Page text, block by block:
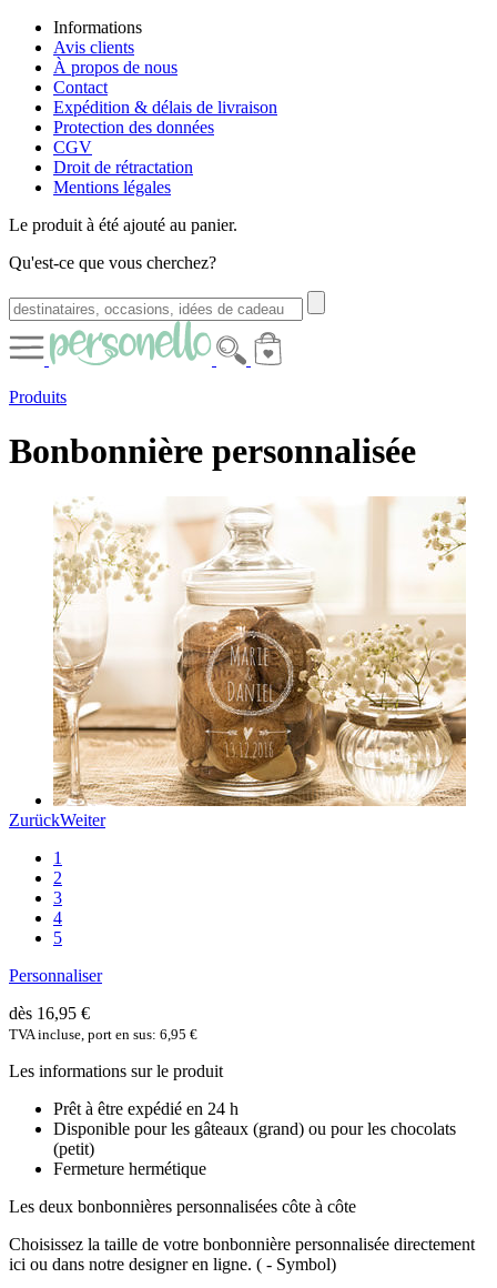
Informations
Avis clients
À propos de nous
Contact
Expédition & délais de livraison
Protection des données
CGV
Droit de rétractation
Mentions légales
Le produit à été ajouté au panier.
Qu'est-ce que vous cherchez?
Produits
Bonbonnière personnalisée
ZurückWeiter
1
2
3
4
5
Personnaliser
dès 16,95 €
TVA incluse, port en sus: 6,95 €
Les informations sur le produit
Prêt à être expédié en 24 h
Disponible pour les gâteaux (grand) ou pour les chocolats
(petit)
Fermeture hermétique
Les deux bonbonnières personnalisées côte à côte
Choisissez la taille de votre bonbonnière personnalisée directement
ici ou dans notre designer en ligne. ( - Symbol)